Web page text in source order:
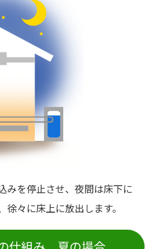
みを停止させ、夜間は床下に
々に床上に放出します。